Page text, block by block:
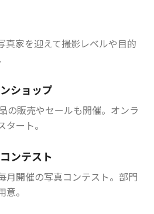
真家を迎えて撮影レベルや目的
ショップ
の販売やセールも開催。オンラ
ート。
ンテスト
月開催の写真コンテスト。部門
。